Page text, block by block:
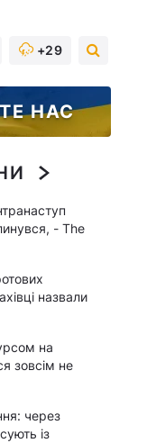
+29
НАС
- The
назвали
на
зовсім не
через
із